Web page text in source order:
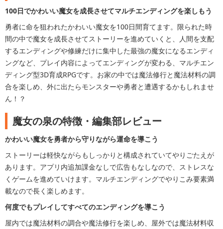
100日でかわいい魔女を成長させてマルチエンディングを楽しもう
勇者に命を狙われたかわいい魔女を100日間育てます。限られた時
間の中で魔女を成長させてストーリーを進めていくと、人間を支配
するエンディングや修練だけに集中した最強の魔女になるエンディ
ングなど、プレイ内容によってエンディングが変わる、マルチエン
ディング型3D育成RPGです。お家の中では魔法修行と魔法材料の調
合を楽しめ、外に出たらモンスターや勇者と遭遇するかもしれませ
ん！？
魔女の泉の特徴・編集部レビュー
かわいい魔女を勇者から守りながら運命を導こう
ストーリーは軽快ながらもしっかりと構成されていてやりごたえが
あります。アプリ内追加課金なしで広告もなしなので、ストレスな
くゲームを進めていけます。マルチエンディングでやりこみ要素満
載なので長く楽しめます。
何度でもプレイしてすべてのエンディングを導こう
屋内では魔法材料の調合や魔法修行を楽しめ、屋外では魔法材料収